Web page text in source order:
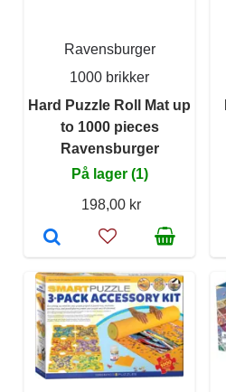
Ravensburger
1000 brikker
Hard Puzzle Roll Mat up
to 1000 pieces
Ravensburger
På lager (1)
198,00 kr